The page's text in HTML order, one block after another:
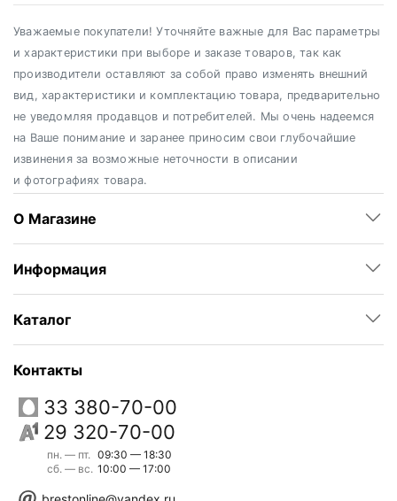
Уважаемые покупатели! Уточняйте важные для Вас параметры
и характеристики при выборе и заказе товаров, так как
производители оставляют за собой право изменять внешний
вид, характеристики и комплектацию товара, предварительно
не уведомляя продавцов и потребителей. Мы очень надеемся
на Ваше понимание и заранее приносим свои глубочайшие
извинения за возможные неточности в описании
и фотографиях товара.
О Магазине
Информация
Каталог
Контакты
33 380-70-00
29 320-70-00
пн. — пт.
сб. — вс.
09:30 — 18:30
10:00 — 17:00